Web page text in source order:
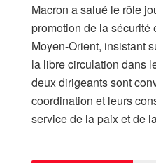
Macron a salué le rôle
promotion de la sécurité
Moyen-Orient, insistant
la libre circulation dans
deux dirigeants sont
coordination et leurs
service de la paix et de